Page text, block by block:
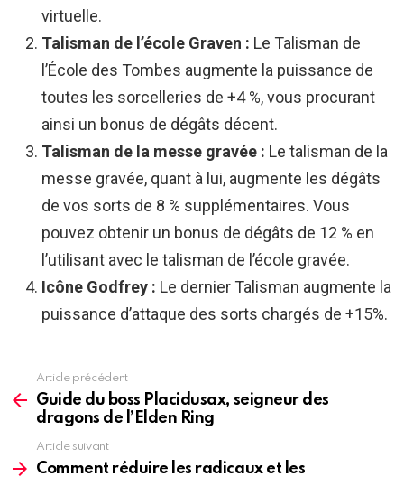
virtuelle.
Talisman de l’école Graven : Le Talisman de
l’École des Tombes augmente la puissance de
toutes les sorcelleries de +4 %, vous procurant
ainsi un bonus de dégâts décent.
Talisman de la messe gravée : Le talisman de la
messe gravée, quant à lui, augmente les dégâts
de vos sorts de 8 % supplémentaires. Vous
pouvez obtenir un bonus de dégâts de 12 % en
l’utilisant avec le talisman de l’école gravée.
Icône Godfrey : Le dernier Talisman augmente la
puissance d’attaque des sorts chargés de +15%.
more
Article précédent
Guide du boss Placidusax, seigneur des
dragons de l’Elden Ring
Article suivant
Comment réduire les radicaux et les